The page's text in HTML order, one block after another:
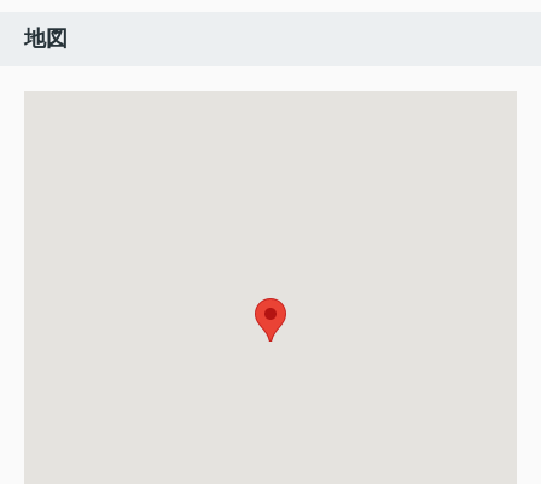
地図